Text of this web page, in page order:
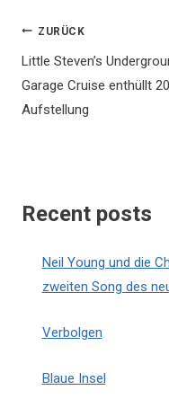
ZURÜCK
Little Steven’s
Garage Cruise enthüllt
Aufstellung
Recent posts
Neil Young und die
zweiten Song des
Verbolgen
Blaue Insel